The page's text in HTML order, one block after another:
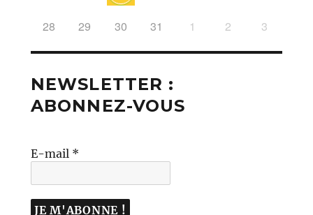
28 29 30 31 1 2 3
NEWSLETTER :
ABONNEZ-VOUS
E-mail *